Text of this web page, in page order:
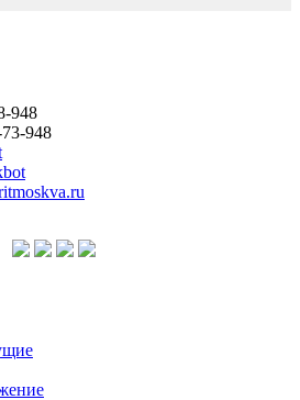
948
948